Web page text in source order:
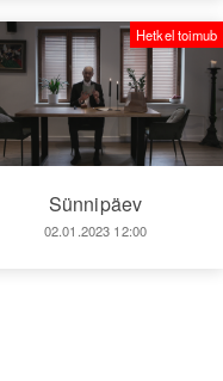
Sünnipäev
02.01.2023 12:00
Hetkel toimub